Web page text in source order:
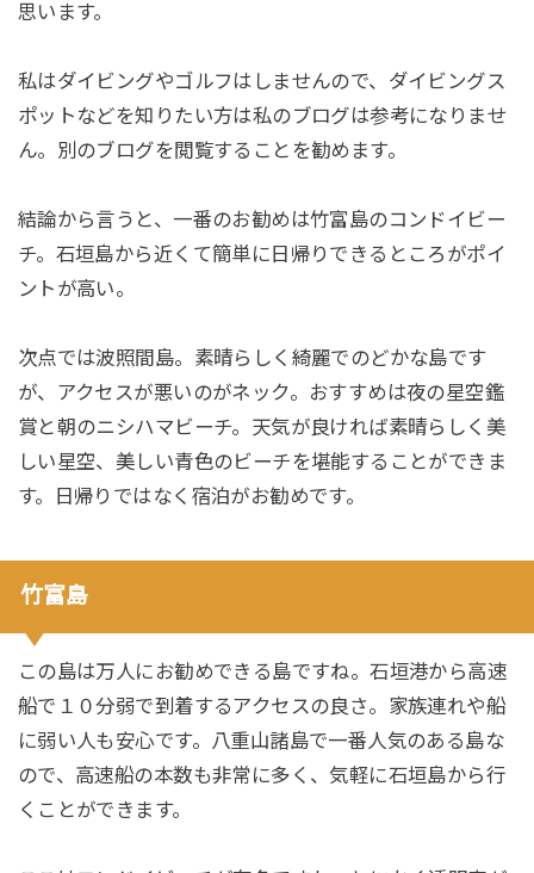
思います。
私はダイビングやゴルフはしませんので、ダイビングス
ポットなどを知りたい方は私のブログは参考になりませ
ん。別のブログを閲覧することを勧めます。
結論から言うと、一番のお勧めは竹富島のコンドイビー
チ。石垣島から近くて簡単に日帰りできるところがポイ
ントが高い。
次点では波照間島。素晴らしく綺麗でのどかな島です
が、アクセスが悪いのがネック。おすすめは夜の星空鑑
賞と朝のニシハマビーチ。天気が良ければ素晴らしく美
しい星空、美しい青色のビーチを堪能することができま
す。日帰りではなく宿泊がお勧めです。
竹富島
この島は万人にお勧めできる島ですね。石垣港から高速
船で１０分弱で到着するアクセスの良さ。家族連れや船
に弱い人も安心です。八重山諸島で一番人気のある島な
ので、高速船の本数も非常に多く、気軽に石垣島から行
くことができます。